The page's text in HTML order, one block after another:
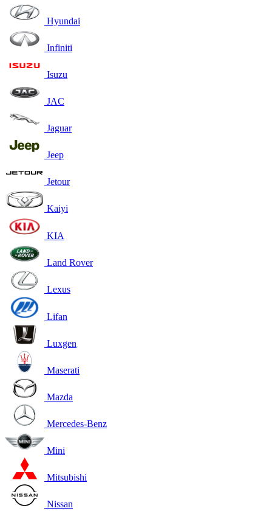
Hyundai
Infiniti
Isuzu
JAC
Jaguar
Jeep
Jetour
Kaiyi
KIA
Land Rover
Lexus
Lifan
Luxgen
Maserati
Mazda
Mercedes-Benz
Mini
Mitsubishi
Nissan